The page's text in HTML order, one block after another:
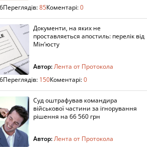
Переглядів:85Коментарі:0
Документи, на яких не
проставляється апостиль: перелік від
Мін’юсту
Автор:Лента от Протокола
Переглядів: 150Коментарі:0
Суд оштрафував командира
військової частини за ігнорування
рішення на 66 560 грн
Автор:Лента от Протокола